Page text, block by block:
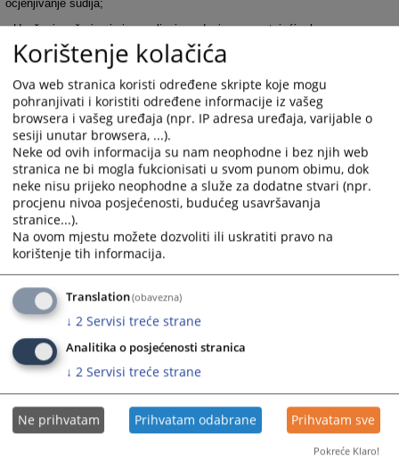
ocjenjivanje sudija;
• Unošenje, ažuriranje i upravljanje podacima u postojećim bazama
podataka te, u koordinaciji s Odjelom za IKT, učestvovanje u analizi i
osmišljavanju aplikativnih rješenja za baze podataka, sistema i procesa
neophodnih za podršku radu Odjela;
• Učestvovanje u postupcima srednjoročnog planiranja, godišnjeg
programiranja, praćenja i izvještavanja u VSTV-u BiH;
• Identifikovanje, razvijanje i primjena novih i poboljšanih načina rada za
podršku razvoju Sekretarijata VSTV-a BiH i postizanje utvrđenih ciljeva
VSTV-a BiH;
• Obavljanje ostalih aktivnosti proizašlih iz nadležnosti Odjela i drugih
zadataka po nalogu direktora Sekretarijata VSTV-a BiH.
Korištenje kolačića
Ova web stranica koristi određene skripte koje mogu
pohranjivati i koristiti određene informacije iz vašeg
browsera i vašeg uređaja (npr. IP adresa uređaja, varijable o
sesiji unutar browsera, ...).
Neke od ovih informacija su nam neophodne i bez njih web
stranica ne bi mogla fukcionisati u svom punom obimu, dok
neke nisu prijeko neophodne a služe za dodatne stvari (npr.
procjenu nivoa posjećenosti, budućeg usavršavanja
stranice...).
Na ovom mjestu možete dozvoliti ili uskratiti pravo na
korištenje tih informacija.
Translation(obavezna)
↓ 2 Servisi treće strane
Analitika o posjećenosti stranica
↓ 2 Servisi treće strane
Ne prihvatam Prihvatam odabrane Prihvatam sve
Pokreće Klaro!